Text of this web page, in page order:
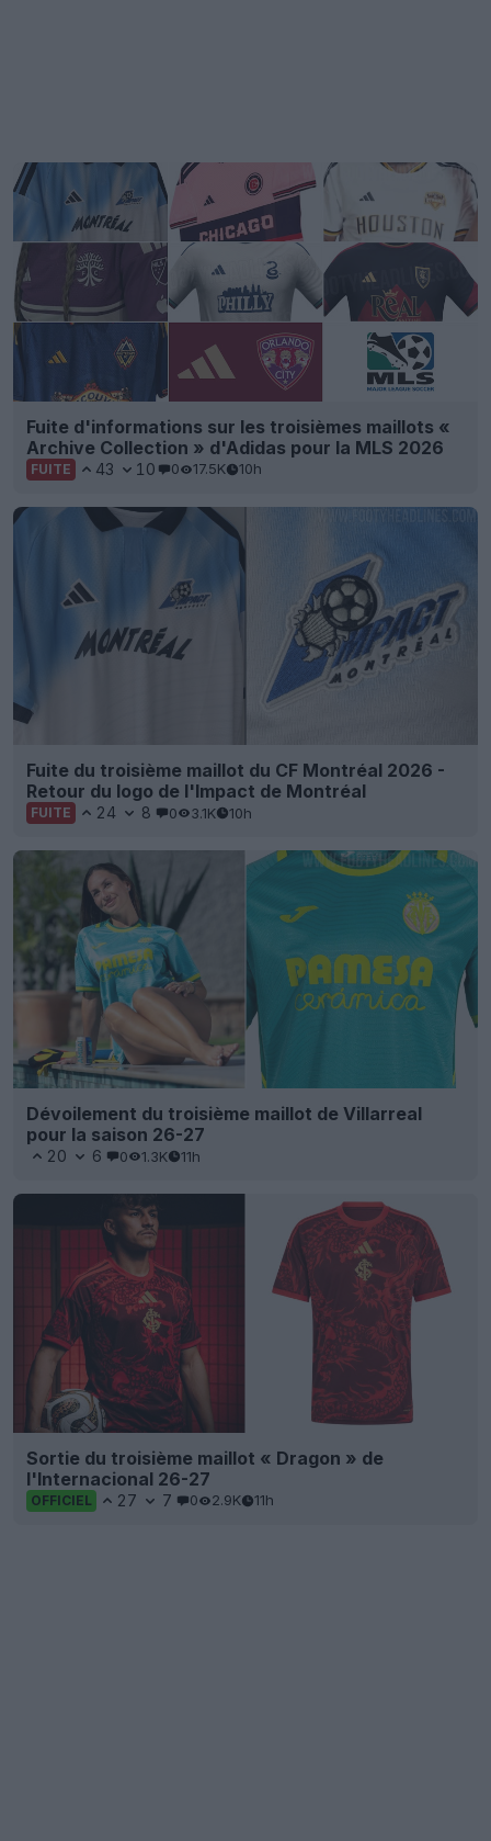
Fuite d'informations sur les troisièmes maillots «
Archive Collection » d'Adidas pour la MLS 2026
FUITE 43 10 0 17.5K 10h
Fuite du troisième maillot du CF Montréal 2026 -
Retour du logo de l'Impact de Montréal
FUITE 24 8 0 3.1K 10h
Dévoilement du troisième maillot de Villarreal
pour la saison 26-27
20 6 0 1.3K 11h
Sortie du troisième maillot « Dragon » de
l'Internacional 26-27
OFFICIEL 27 7 0 2.9K 11h